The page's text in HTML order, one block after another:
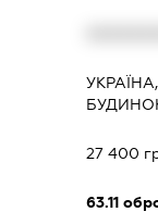
27 400
63.11